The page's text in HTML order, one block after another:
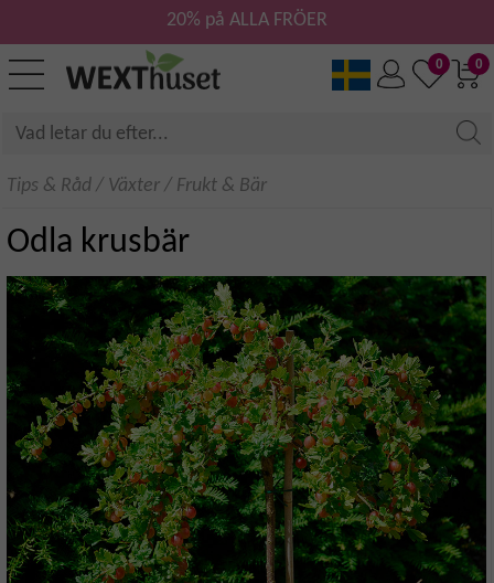
0
0
20% på ALLA FRÖER
Tips & Råd / Växter / Frukt & Bär
Odla krusbär